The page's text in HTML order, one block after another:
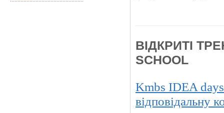
ВІДКРИТІ
SCHOOL
Kmbs IDEA
відповідальну